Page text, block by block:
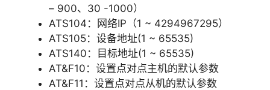
– 900、30 -1000）
ATS104：网络IP（1 ~ 4294967295）
ATS105：设备地址(1 ~ 65535)
ATS140：目标地址(1 ~ 65535)
AT&F10：设置点对点主机的默认参数
AT&F11：设置点对点从机的默认参数